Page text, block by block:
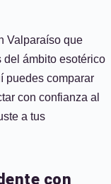
Valparaíso que
del ámbito esotérico
puedes comparar
con confianza al
a tus
con